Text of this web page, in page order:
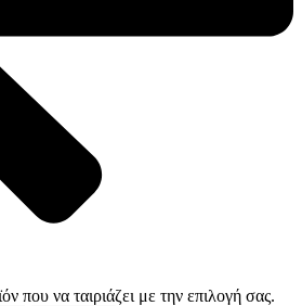
που να ταιριάζει με την επιλογή σας.